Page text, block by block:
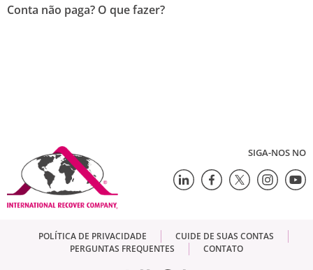
Conta não paga? O que fazer?
SIGA-NOS NO
POLÍTICA DE PRIVACIDADE
CUIDE DE SUAS CONTAS
PERGUNTAS FREQUENTES
CONTATO